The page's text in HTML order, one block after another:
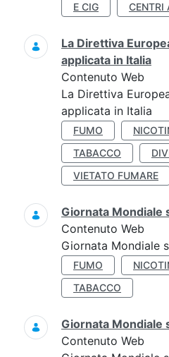
E CIG
CENTRI
La Direttiva
applicata in Italia
Contenuto Web
La Direttiva
applicata in Italia
FUMO
TABACCO
VIETATO FUMARE
Giornata Mondiale
Contenuto Web
Giornata Mondiale
FUMO
TABACCO
Giornata Mondiale
Contenuto Web